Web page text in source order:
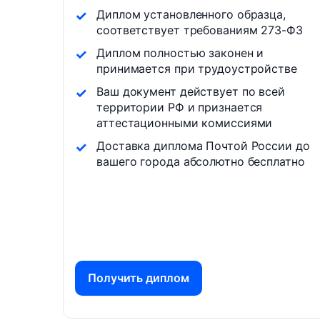
Диплом установленного образца,
соответствует требованиям 273-ФЗ
Диплом полностью законен и
принимается при трудоустройстве
Ваш документ действует по всей
территории РФ и признается
аттестационными комиссиями
Доставка диплома Почтой России до
вашего города абсолютно бесплатно
Получить диплом